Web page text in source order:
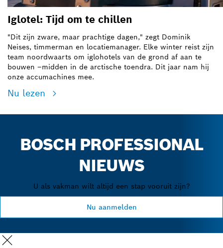
Iglotel: Tijd om te chillen
"Dit zijn zware, maar prachtige dagen," zegt Dominik
Neises, timmerman en locatiemanager. Elke winter reist zijn
team noordwaarts om iglohotels van de grond af aan te
bouwen –midden in de arctische toendra. Dit jaar nam hij
onze accumachines mee.
Nu lezen
BOSCH PROFESSIONAL
NIEUWS
U als vakman wilt altijd een stap vooruit zijn?
Nu aanmelden